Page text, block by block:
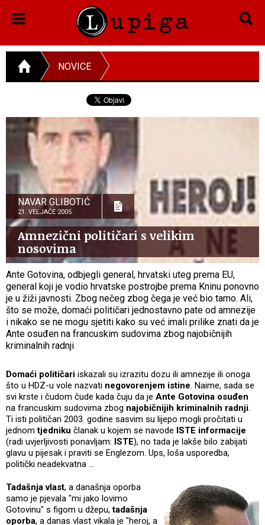
NOVICE
NAVAR GLIBOTIĆ
21. VELJAČE 2005.
Amnezični političari s velikim
nosovima
Ante Gotovina, odbjegli general, hrvatski uteg prema EU,
general koji je vodio hrvatske postrojbe prema Kninu ponovno
je u žiži javnosti. Zbog nečeg zbog čega je već bio tamo. Ali,
što se može, domaći političari jednostavno pate od amnezije
i nikako se ne mogu sjetiti kako su već imali prilike znati da je
Ante osuđen na francuskim sudovima zbog najobičnijih
kriminalnih radnji
Domaći političari iskazali su izrazitu dozu ili amnezije ili onoga
što u HDZ-u vole nazvati negovorenjem istine. Naime, sada se
svi krste i čudom čude kada čuju da je Ante Gotovina osuđen
na francuskim sudovima zbog najobičnijih kriminalnih radnji.
Ti isti političari 2003. godine sasvim su lijepo mogli pročitati u
jednomtjedniku članak u kojem se navode ISTE informacije
(radi uvjerljivosti ponavljam: ISTE), no tada je lakše bilo zabijati
glavu u pijesak i praviti se Englezom. Ups, loša usporedba,
politički neadekvatna ...
Tadašnja vlast, a današnja oporba
samo je pjevala "mi jako lovimo
Gotovinu" s figom u džepu,tadašnja
oporba, a danas vlast vikala je "heroj, a